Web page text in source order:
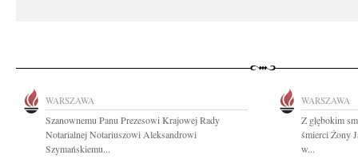
WARSZAWA
Szanownemu Panu Prezesowi Krajowej Rady
Notarialnej Notariuszowi Aleksandrowi
Szymańskiemu...
WARSZAWA
Z głębokim
śmierci Żony
w...